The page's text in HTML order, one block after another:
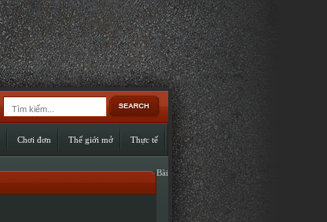
Chơi đơn Thế giới mở Thực tế
Bài